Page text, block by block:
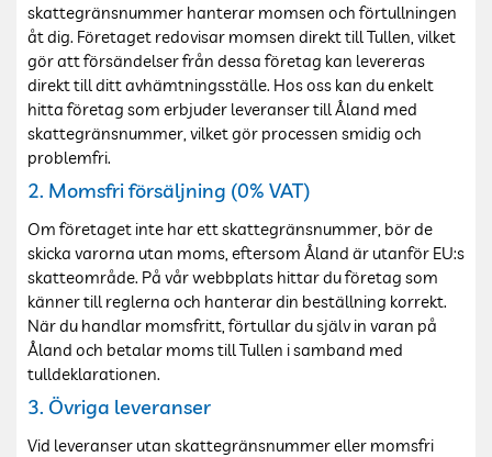
skattegränsnummer hanterar momsen och förtullningen
åt dig. Företaget redovisar momsen direkt till Tullen, vilket
gör att försändelser från dessa företag kan levereras
direkt till ditt avhämtningsställe. Hos oss kan du enkelt
hitta företag som erbjuder leveranser till Åland med
skattegränsnummer, vilket gör processen smidig och
problemfri.
2. Momsfri försäljning (0% VAT)
Om företaget inte har ett skattegränsnummer, bör de
skicka varorna utan moms, eftersom Åland är utanför EU:s
skatteområde. På vår webbplats hittar du företag som
känner till reglerna och hanterar din beställning korrekt.
När du handlar momsfritt, förtullar du själv in varan på
Åland och betalar moms till Tullen i samband med
tulldeklarationen.
3. Övriga leveranser
Vid leveranser utan skattegränsnummer eller momsfri